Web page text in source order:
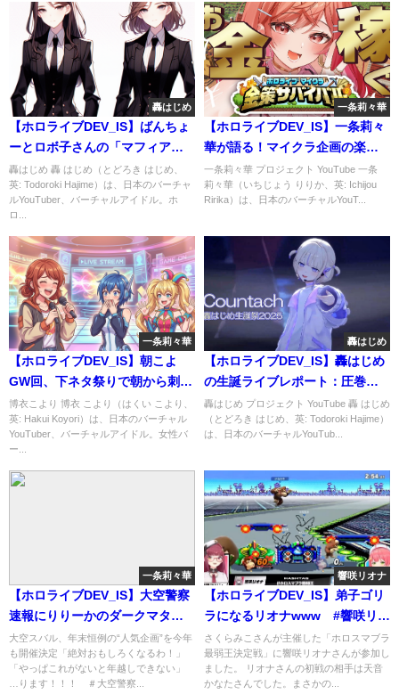
轟はじめ
【ホロライブDEV_IS】ばんちょ
ーとロボ子さんの「マフィア」
とか耳が幸せだ… #轟はじめ
#ろぼばんちょ
轟はじめ 轟 はじめ（とどろき はじめ、
英: Todoroki Hajime）は、日本のバーチャ
ルYouTuber、バーチャルアイドル。ホ
ロ...
一条莉々華
【ホロライブDEV_IS】一条莉々
華が語る！マイクラ企画の楽し
みと感謝の思い #一条莉々華
一条莉々華 プロジェクト YouTube 一条
莉々華（いちじょう りりか、英: Ichijou
Ririka）は、日本のバーチャルYouT...
一条莉々華
【ホロライブDEV_IS】朝こよ
GW回、下ネタ祭りで朝から刺激
強すぎ問題ｗｗｗ #博衣こよ
り #尾丸ポルカ #一条莉々華
博衣こより 博衣 こより（はくい こより、
英: Hakui Koyori）は、日本のバーチャル
YouTuber、バーチャルアイドル。女性バ
ー...
轟はじめ
【ホロライブDEV_IS】轟はじめ
の生誕ライブレポート：圧巻の
ダンスパフォーマンスにファン
興奮 #轟はじめ
轟はじめ プロジェクト YouTube 轟 はじめ
（とどろき はじめ、英: Todoroki Hajime）
は、日本のバーチャルYouTub...
一条莉々華
【ホロライブDEV_IS】大空警察
速報にりりーかのダークマター
作成が取り上げられるwww #一
条莉々華 #大空警察2025
大空スバル、年末恒例の“人気企画”を今年
も開催決定「絶対おもしろくなるわ！」
「やっぱこれがないと年越しできない」
…ります！！！ ＃大空警察...
響咲リオナ
【ホロライブDEV_IS】弟子ゴリ
ラになるリオナwww #響咲リオ
ナ #ホロスマブラ最弱王
さくらみこさんが主催した「ホロスマブラ
最弱王決定戦」に響咲リオナさんが参加し
ました。 リオナさんの初戦の相手は天音
かなたさんでした。まさかの...